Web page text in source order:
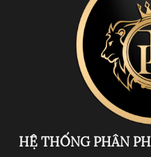
HỆ THỐNG PHÂN